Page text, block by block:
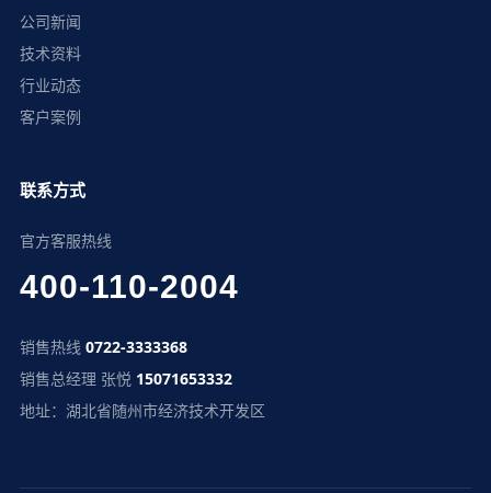
公司新闻
技术资料
行业动态
客户案例
联系方式
官方客服热线
400-110-2004
销售热线 0722-3333368
销售总经理 张悦 15071653332
地址：湖北省随州市经济技术开发区